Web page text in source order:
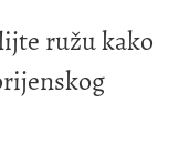
ružu kako